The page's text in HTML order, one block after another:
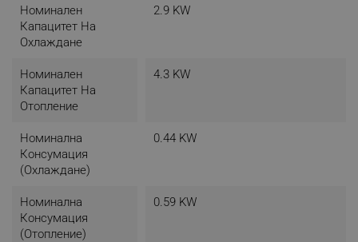
Номинален
Капацитет На
Охлаждане
2.9 KW
Номинален
Капацитет На
Отопление
4.3 KW
Номинална
Консумация
(охлаждане)
0.44 KW
Номинална
Консумация
(отопление)
0.59 KW